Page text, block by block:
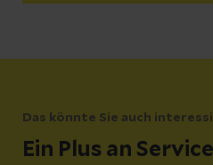
Das könnte Sie auch
Ein Plus an